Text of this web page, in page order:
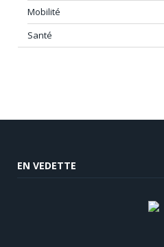
Mobilité
Santé
EN VEDETTE